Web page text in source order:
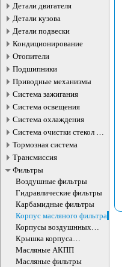
Детали двигателя
Детали кузова
Детали подвески
Кондиционирование
Отопители
Подшипники
Приводные механизмы
Система зажигания
Система освещения
Система охлаждения
Система очистки стекол и
фар
Тормозная система
Трансмиссия
Фильтры
Воздушные фильтры
Гидравлические фильтры
Карбамидные фильтры
Корпус масляного фильтра
Корпусы воздушнных
фильтров
Крышка корпуса
масляного фильтра
Масляные АКПП
Масляные фильтры